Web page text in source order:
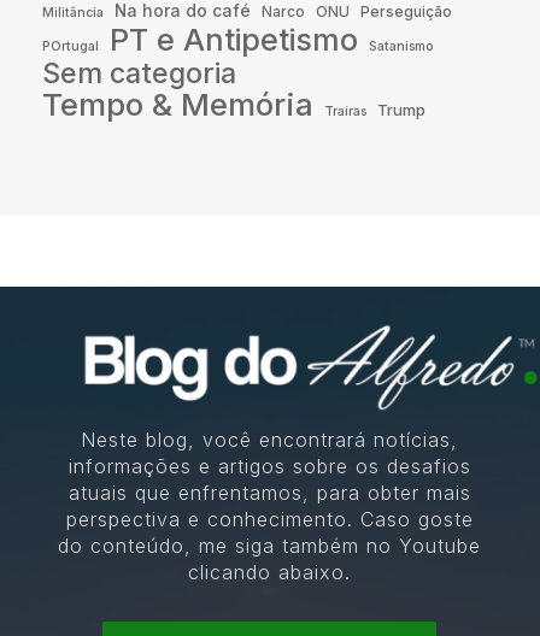
Militância
Na hora do café Narco ONU Perseguição
POrtugal PT e Antipetismo Satanismo
Sem categoria
Tempo & Memória Traíras Trump
Neste blog, você encontrará notícias,
informações e artigos sobre os desafios
atuais que enfrentamos, para obter mais
perspectiva e conhecimento. Caso goste
do conteúdo, me siga também no Youtube
clicando abaixo.